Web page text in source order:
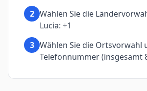
2 Wählen Sie die
Lucia: +1
3 Wählen Sie die Ortsvorwahl
Telefonnummer (insgesamt